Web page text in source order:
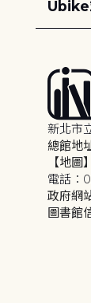
Ubike
新北市
總館地
【地圖】
電話：
政府網
圖書館